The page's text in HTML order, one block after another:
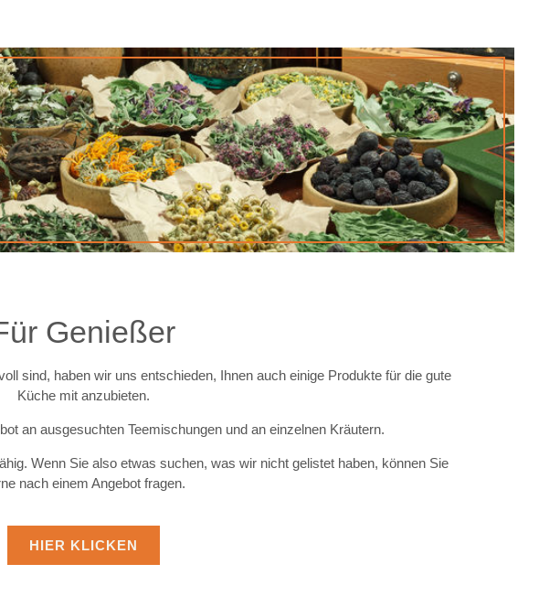
Genießer
sind, haben wir uns entschieden, Ihnen auch einige Produkte für die gute
Küche mit anzubieten.
an ausgesuchten Teemischungen und an einzelnen Kräutern.
Wenn Sie also etwas suchen, was wir nicht gelistet haben, können Sie
nach einem Angebot fragen.​
HIER KLICKEN